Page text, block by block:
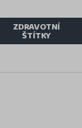
ZDRAVOTNÍ
ŠTÍTKY